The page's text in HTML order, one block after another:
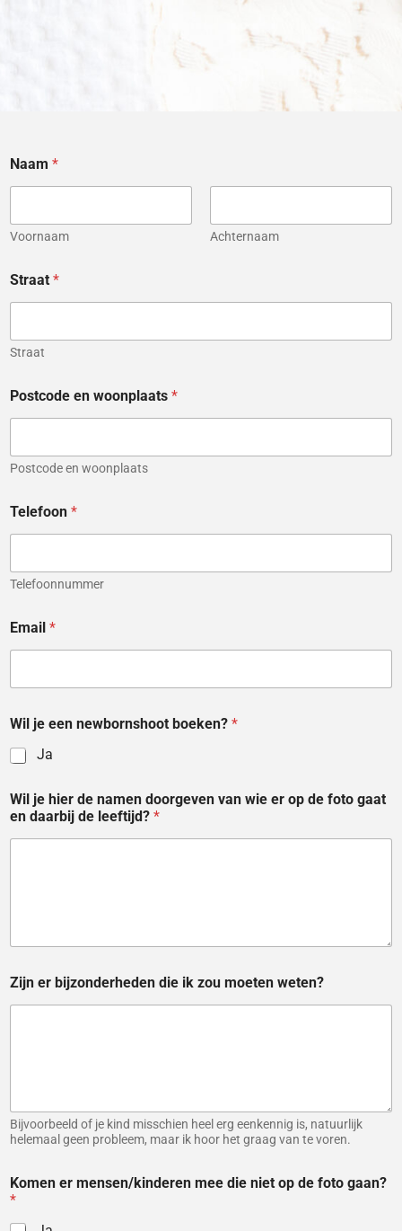
Naam *
Voornaam Achternaam
Straat *
Straat
Postcode en woonplaats *
Postcode en woonplaats
Telefoon *
Telefoonnummer
Email *
e
r
e
k
e
o
n
s
Wil je een newbornshoot boeken? *
Ja
Wil je hier de namen doorgeven van wie er op de foto gaat
en daarbij de leeftijd? *
Zijn er bijzonderheden die ik zou moeten weten?
Bijvoorbeeld of je kind misschien heel erg eenkennig is, natuurlijk
helemaal geen probleem, maar ik hoor het graag van te voren.
Komen er mensen/kinderen mee die niet op de foto gaan?
*